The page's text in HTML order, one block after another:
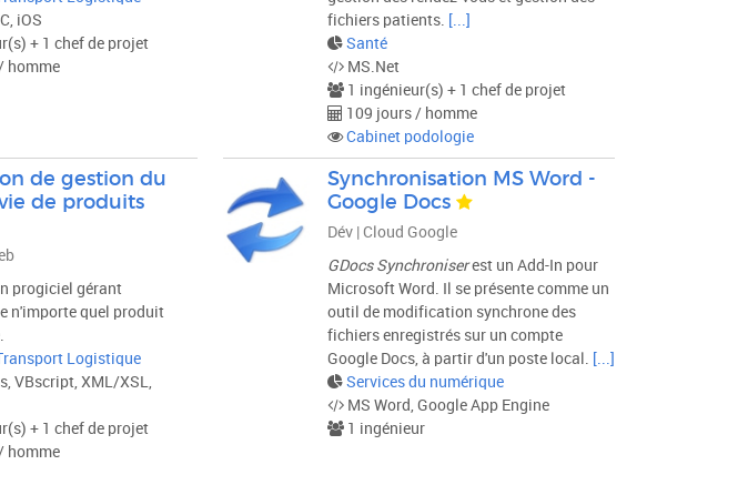
iOS
+ 1 chef de projet
homme
fichiers patients. [...]
Santé
MS.Net
1 ingénieur(s) + 1 chef de projet
109 jours / homme
Cabinet podologie
de gestion du
de produits
progiciel gérant
n'importe quel produit
Logistique
VBscript, XML/XSL,
+ 1 chef de projet
homme
Synchronisation MS Word -
Google Docs
Dév | Cloud Google
GDocs Synchroniserest un Add-In pour
Microsoft Word. Il se présente comme un
outil de modification synchrone des
fichiers enregistrés sur un compte
Google Docs, à partir d'un poste local. [...]
Services du numérique
MS Word, Google App Engine
1 ingénieur